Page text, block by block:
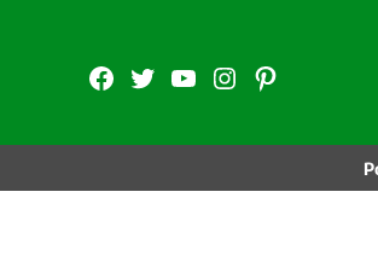
contenidoFB TW YouTubeInstagram
Pinterest